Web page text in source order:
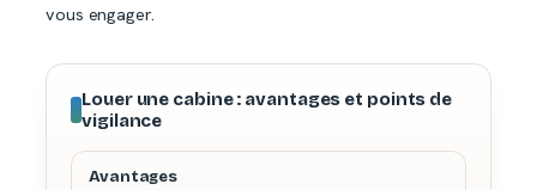
vous engager.
Louer une cabine : avantages et points de
vigilance
Avantages